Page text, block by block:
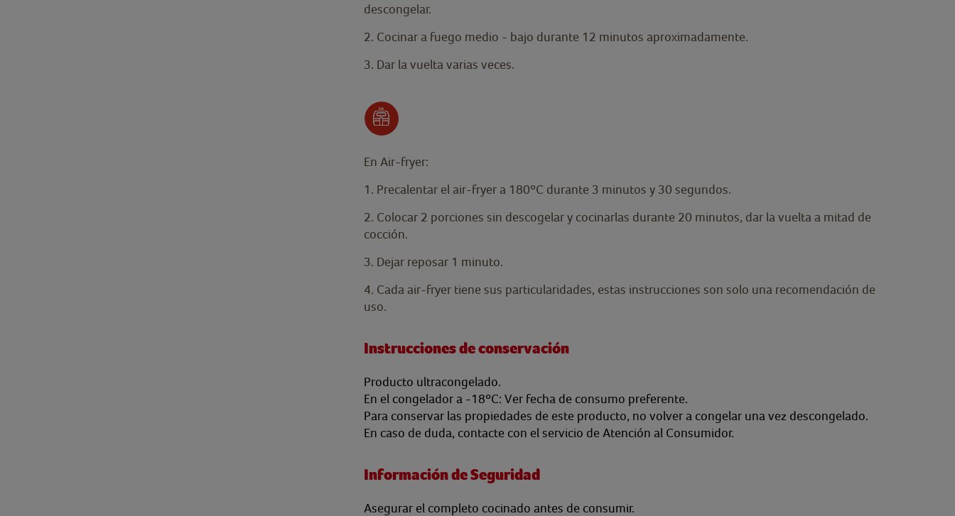
descongelar.
2. Cocinar a fuego medio - bajo durante 12 minutos aproximadamente.
3. Dar la vuelta varias veces.
En Air-fryer:
1. Precalentar el air-fryer a 180ºC durante 3 minutos y 30 segundos.
2. Colocar 2 porciones sin descogelar y cocinarlas durante 20 minutos, dar la vuelta a mitad de
cocción.
3. Dejar reposar 1 minuto.
4. Cada air-fryer tiene sus particularidades, estas instrucciones son solo una recomendación de
uso.
Instrucciones de conservación
Producto ultracongelado.
En el congelador a -18ºC: Ver fecha de consumo preferente.
Para conservar las propiedades de este producto, no volver a congelar una vez descongelado.
En caso de duda, contacte con el servicio de Atención al Consumidor.
Información de Seguridad
Asegurar el completo cocinado antes de consumir.